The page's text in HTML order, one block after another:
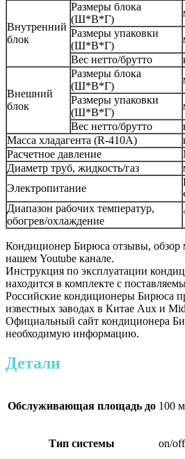
Внутренний
блок
Размеры блока
(Ш*В*Г)
Размеры упаковки
(Ш*В*Г)
Вес нетто/брутто
Внешний
блок
Размеры блока
(Ш*В*Г)
Размеры упаковки
(Ш*В*Г)
Вес нетто/брутто
Масса хладагента (R-410A)
Расчетное давление
Диаметр труб, жидкость/газ
Электропитание
Диапазон рабочих температур,
обогрев/охлаждение
Кондиционер Бирюса отзывы, обзор
нашем Youtube канале.
Инструкция по эксплуатации
находится в комплекте с
Российские кондиционеры Бирюса
известных заводах в Китае Aux и
Официальный сайт кондиционера
необходимую информацию.
Детали
Обслуживающая площадь до 100
Тип системы on/off